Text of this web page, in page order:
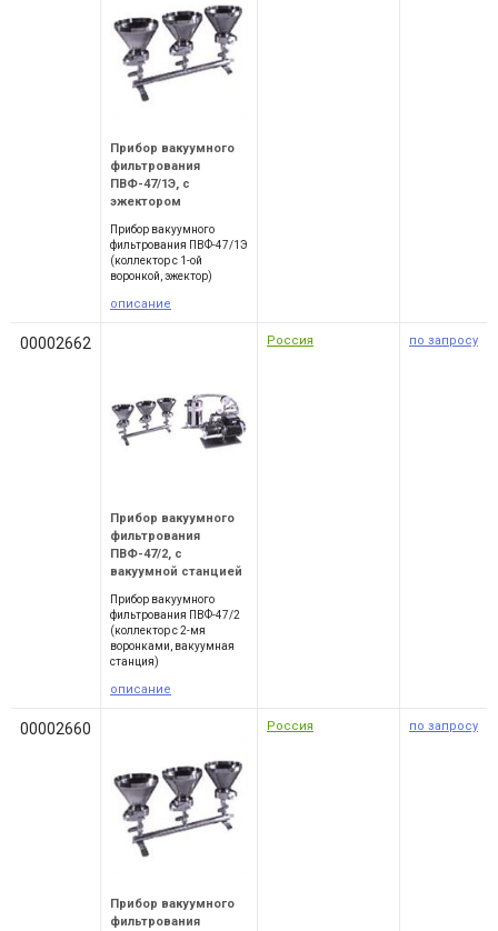
Прибор вакуумного
фильтрования
ПВФ-47/1Э, с
эжектором
Прибор вакуумного
фильтрования ПВФ-47/1Э
(коллектор с 1-ой
воронкой, эжектор)
описание
00002662
Прибор вакуумного
фильтрования
ПВФ-47/2, с
вакуумной станцией
Прибор вакуумного
фильтрования ПВФ-47/2
(коллектор с 2-мя
воронками, вакуумная
станция)
описание
Россия по запросу
00002660
Прибор вакуумного
фильтрования
Россия по запросу